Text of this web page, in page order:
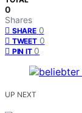
0
Shares
SHARE 0
TWEET 0
PIN IT 0
UP NEXT